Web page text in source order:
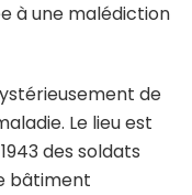
à une malédiction
de
Le lieu est
des soldats
bâtiment